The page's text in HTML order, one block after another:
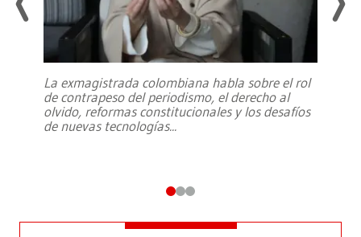
La exmagistrada colombiana habla sobre el rol
de contrapeso del periodismo, el derecho al
olvido, reformas constitucionales y los desafíos
de nuevas tecnologías...